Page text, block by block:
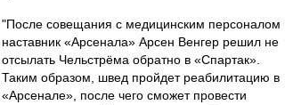
"После совещания с медицинским персоналом
наставник «Арсенала» Арсен Венгер решил не
отсылать Чельстрёма обратно в «Спартак».
Таким образом, швед пройдет реабилитацию в
«Арсенале», после чего сможет провести